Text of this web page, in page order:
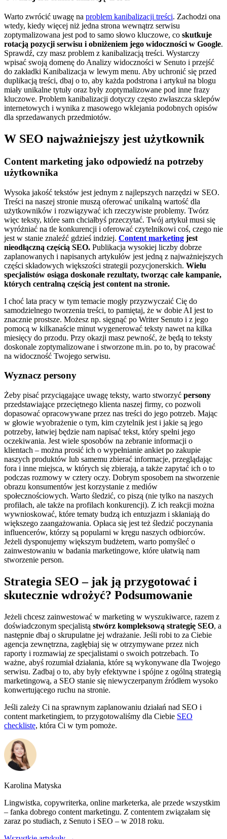
Warto zwrócić uwagę na problem kanibalizacji treści. Zachodzi ona
wtedy, kiedy więcej niż jedna strona wewnątrz serwisu
zoptymalizowana jest pod to samo słowo kluczowe, co skutkuje
rotacją pozycji serwisu i obniżeniem jego widoczności w Google.
Sprawdź, czy masz problem z kanibalizacją treści. Wystarczy
wpisać swoją domenę do Analizy widoczności w Senuto i przejść
do zakładki Kanibalizacja w lewym menu. Aby uchronić się przed
duplikacją treści, dbaj o to, aby każda podstrona i artykuł na blogu
miały unikalne tytuły oraz były zoptymalizowane pod inne frazy
kluczowe. Problem kanibalizacji dotyczy często zwłaszcza sklepów
internetowych i wynika z masowego wklejania podobnych opisów
dla sprzedawanych przedmiotów.
W SEO najważniejszy jest użytkownik
Content marketing jako odpowiedź na potrzeby
użytkownika
Wysoka jakość tekstów jest jednym z najlepszych narzędzi w SEO.
Treści na naszej stronie muszą oferować unikalną wartość dla
użytkowników i rozwiązywać ich rzeczywiste problemy. Twórz
więc teksty, które sam chciałbyś przeczytać. Twój artykuł musi się
wyróżniać na tle konkurencji i oferować czytelnikowi coś, czego nie
jest w stanie znaleźć gdzieś indziej. Content marketing jest
nieodłączną częścią SEO. Publikacja wysokiej liczby dobrze
zaplanowanych i napisanych artykułów jest jedną z najważniejszych
części składowych większości strategii pozycjonerskich. Wielu
specjalistów osiąga doskonałe rezultaty, tworząc całe kampanie,
których centralną częścią jest content na stronie.
I choć lata pracy w tym temacie mogły przyzwyczaić Cię do
samodzielnego tworzenia treści, to pamiętaj, że w dobie AI jest to
znacznie prostsze. Możesz np. sięgnąć po Writer Senuto i z jego
pomocą w kilkanaście minut wygenerować teksty nawet na kilka
miesięcy do przodu. Przy okazji masz pewność, że będą to teksty
doskonale zoptymalizowane i stworzone m.in. po to, by pracować
na widoczność Twojego serwisu.
Wyznacz persony
Żeby pisać przyciągające uwagę teksty, warto stworzyć persony
przedstawiające przeciętnego klienta naszej firmy, co pozwoli
dopasować opracowywane przez nas treści do jego potrzeb. Mając
w głowie wyobrażenie o tym, kim czytelnik jest i jakie są jego
potrzeby, łatwiej będzie nam napisać tekst, który spełni jego
oczekiwania. Jest wiele sposobów na zebranie informacji o
klientach – można prosić ich o wypełnianie ankiet po zakupie
naszych produktów lub samemu zbierać informacje, przeglądając
fora i inne miejsca, w których się zbierają, a także zapytać ich o to
podczas rozmowy w cztery oczy. Dobrym sposobem na stworzenie
obrazu konsumentów jest korzystanie z mediów
społecznościowych. Warto śledzić, co piszą (nie tylko na naszych
profilach, ale także na profilach konkurencji). Z ich reakcji można
wywnioskować, które tematy budzą ich entuzjazm i skłaniają do
większego zaangażowania. Opłaca się jest też śledzić poczynania
influencerów, którzy są popularni w kręgu naszych odbiorców.
Jeżeli dysponujemy większym budżetem, warto pomyśleć o
zainwestowaniu w badania marketingowe, które ułatwią nam
stworzenie person.
Strategia SEO – jak ją przygotować i
skutecznie wdrożyć? Podsumowanie
Jeżeli chcesz zainwestować w marketing w wyszukiwarce, razem z
doświadczonym specjalistą stwórz kompleksową strategię SEO, a
następnie dbaj o skrupulatne jej wdrażanie. Jeśli robi to za Ciebie
agencja zewnętrzna, zagłębiaj się w otrzymywane przez nich
raporty i rozmawiaj ze specjalistami o swoich potrzebach. To
ważne, abyś rozumiał działania, które są wykonywane dla Twojego
serwisu. Zadbaj o to, aby były efektywne i spójne z ogólną strategią
marketingową, a SEO stanie się niewyczerpanym źródłem wysoko
konwertującego ruchu na stronie.
Jeśli zależy Ci na sprawnym zaplanowaniu działań nad SEO i
content marketingiem, to przygotowaliśmy dla Ciebie SEO
checklistę, która Ci w tym pomoże.
Karolina Matyska
Lingwistka, copywriterka, online marketerka, ale przede wszystkim
– fanka dobrego content marketingu. Z contentem związałam się
zaraz po studiach, z Senuto i SEO – w 2018 roku.